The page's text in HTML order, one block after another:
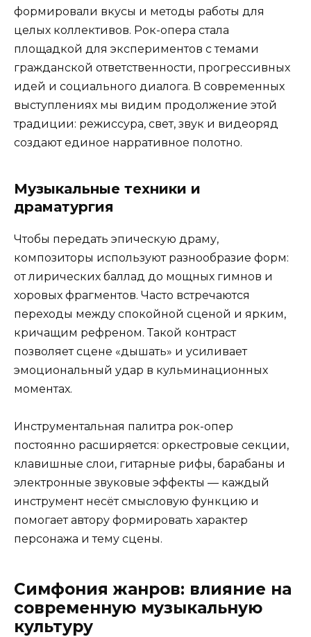
формировали вкусы и методы работы для
целых коллективов. Рок-опера стала
площадкой для экспериментов с темами
гражданской ответственности, прогрессивных
идей и социального диалога. В современных
выступлениях мы видим продолжение этой
традиции: режиссура, свет, звук и видеоряд
создают единое нарративное полотно.
Музыкальные техники и
драматургия
Чтобы передать эпическую драму,
композиторы используют разнообразие форм:
от лирических баллад до мощных гимнов и
хоровых фрагментов. Часто встречаются
переходы между спокойной сценой и ярким,
кричащим рефреном. Такой контраст
позволяет сцене «дышать» и усиливает
эмоциональный удар в кульминационных
моментах.
Инструментальная палитра рок-опер
постоянно расширяется: оркестровые секции,
клавишные слои, гитарные рифы, барабаны и
электронные звуковые эффекты — каждый
инструмент несёт смысловую функцию и
помогает автору формировать характер
персонажа и тему сцены.
Симфония жанров: влияние на
современную музыкальную
культуру